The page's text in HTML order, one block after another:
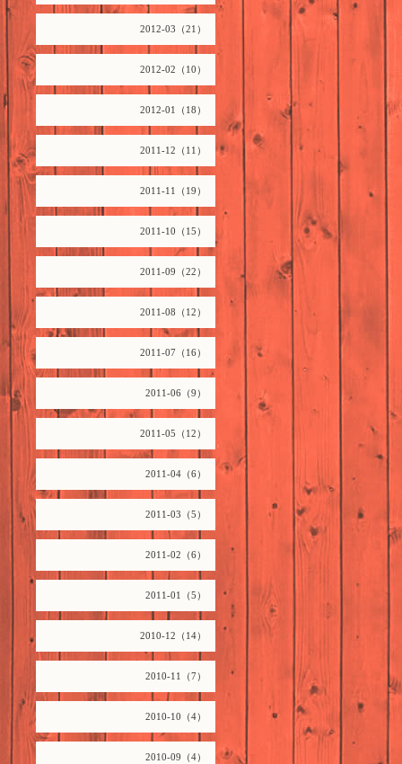
2012-03（21）
2012-02（10）
2012-01（18）
2011-12（11）
2011-11（19）
2011-10（15）
2011-09（22）
2011-08（12）
2011-07（16）
2011-06（9）
2011-05（12）
2011-04（6）
2011-03（5）
2011-02（6）
2011-01（5）
2010-12（14）
2010-11（7）
2010-10（4）
2010-09（4）